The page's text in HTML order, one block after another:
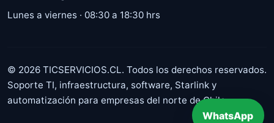
WhatsApp
Lunes a viernes · 08:30 a 18:30 hrs
© 2026 TICSERVICIOS.CL. Todos los derechos reservados.
Soporte TI, infraestructura, software, Starlink y
automatización para empresas del norte de Chile.